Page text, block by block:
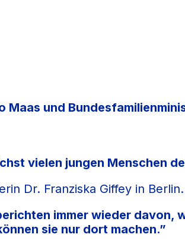
Maas und
vielen jungen Menschen
Dr. Franziska Giffey in Berlin.
immer wieder davon,
sie nur dort machen.”